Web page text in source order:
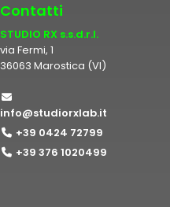
Contatti
STUDIO RX s.s.d.r.l.
via Fermi, 1
36063 Marostica (VI)
info@studiorxlab.it
+39 0424 72799
+39 376 1020499